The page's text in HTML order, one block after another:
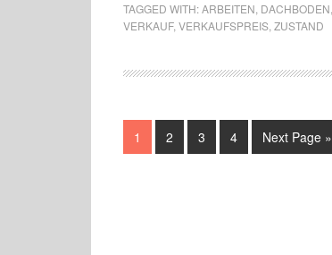
TAGGED WITH:ARBEITEN DACHBODEN
VERKAUF, VERKAUFSPREIS ZUSTAND
1 2 3 4 Next Page »